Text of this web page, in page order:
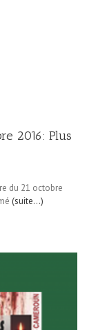
2016: Plus
du 21 octobre
(suite…)